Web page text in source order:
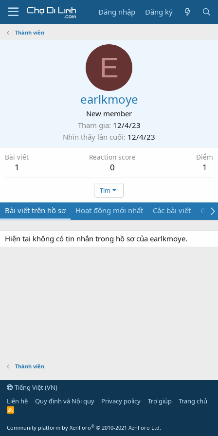
Đăng nhập Đăng ký
Thành viên
E
earlkmoye
New member
Tham gia 12/4/23
Nhìn thấy lần cuối 12/4/23
Bài viết
1
Reaction score
0
Điểm
1
Tìm
Bài viết trên hồ sơ Hoạt động mới nhất Các bài viết Giới
Hiện tại không có tin nhắn trong hồ sơ của earlkmoye.
Thành viên
Tiếng Việt (VN)
Liên hệ
Quy định và Nội quy Privacy policy Trợ giúp Trang chủ
R
Community platform by XenForo® © 2010-2021 XenForo Ltd.